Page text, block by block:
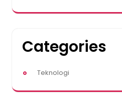
Categories
Teknologi